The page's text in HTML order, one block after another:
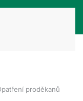
proděkanů